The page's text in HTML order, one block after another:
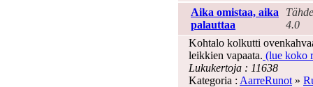
Aika omistaa, aika
palauttaa
4.0
Kohtalo kolkutti
leikkien vapaata. (lue koko
Lukukertoja : 11638
Kategoria : AarreRunot »